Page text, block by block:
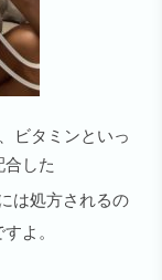
ビタミンといっ
合した
は処方されるの
よ。